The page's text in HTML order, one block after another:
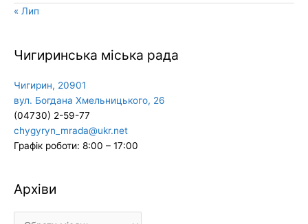
« Лип
Чигиринська міська рада
Чигирин, 20901
вул. Богдана Хмельницького, 26
(04730) 2-59-77
chygyryn_mrada@ukr.net
Графік роботи: 8:00 – 17:00
Архіви
Архіви